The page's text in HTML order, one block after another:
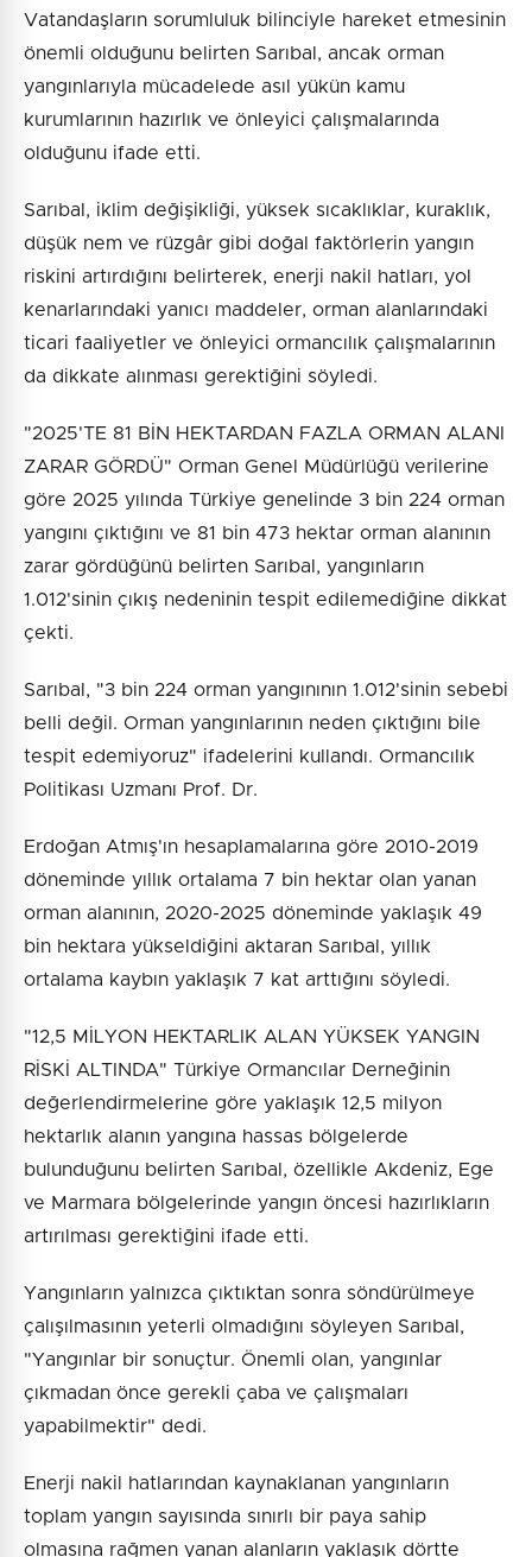
Vatandaşların sorumluluk bilinciyle hareket etmesinin
önemli olduğunu belirten Sarıbal, ancak orman
yangınlarıyla mücadelede asıl yükün kamu
kurumlarının hazırlık ve önleyici çalışmalarında
olduğunu ifade etti.
Sarıbal, iklim değişikliği, yüksek sıcaklıklar, kuraklık,
düşük nem ve rüzgâr gibi doğal faktörlerin yangın
riskini artırdığını belirterek, enerji nakil hatları, yol
kenarlarındaki yanıcı maddeler, orman alanlarındaki
ticari faaliyetler ve önleyici ormancılık çalışmalarının
da dikkate alınması gerektiğini söyledi.
"2025'TE 81 BİN HEKTARDAN FAZLA ORMAN ALANI
ZARAR GÖRDÜ" Orman Genel Müdürlüğü verilerine
göre 2025 yılında Türkiye genelinde 3 bin 224 orman
yangını çıktığını ve 81 bin 473 hektar orman alanının
zarar gördüğünü belirten Sarıbal, yangınların
1.012'sinin çıkış nedeninin tespit edilemediğine dikkat
çekti.
Sarıbal, "3 bin 224 orman yangınının 1.012'sinin sebebi
belli değil. Orman yangınlarının neden çıktığını bile
tespit edemiyoruz" ifadelerini kullandı. Ormancılık
Politikası Uzmanı Prof. Dr.
Erdoğan Atmış'ın hesaplamalarına göre 2010-2019
döneminde yıllık ortalama 7 bin hektar olan yanan
orman alanının, 2020-2025 döneminde yaklaşık 49
bin hektara yükseldiğini aktaran Sarıbal, yıllık
ortalama kaybın yaklaşık 7 kat arttığını söyledi.
"12,5 MİLYON HEKTARLIK ALAN YÜKSEK YANGIN
RİSKİ ALTINDA" Türkiye Ormancılar Derneğinin
değerlendirmelerine göre yaklaşık 12,5 milyon
hektarlık alanın yangına hassas bölgelerde
bulunduğunu belirten Sarıbal, özellikle Akdeniz, Ege
ve Marmara bölgelerinde yangın öncesi hazırlıkların
artırılması gerektiğini ifade etti.
Yangınların yalnızca çıktıktan sonra söndürülmeye
çalışılmasının yeterli olmadığını söyleyen Sarıbal,
"Yangınlar bir sonuçtur. Önemli olan, yangınlar
çıkmadan önce gerekli çaba ve çalışmaları
yapabilmektir" dedi.
Enerji nakil hatlarından kaynaklanan yangınların
toplam yangın sayısında sınırlı bir paya sahip
olmasına rağmen yanan alanların yaklaşık dörtte